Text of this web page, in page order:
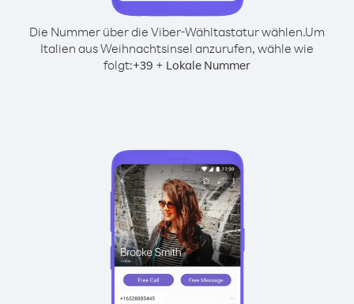
Die Nummer über die Viber-Wähltastatur wählen.Um
Italien aus Weihnachtsinsel anzurufen, wähle wie
folgt:+39 + Lokale Nummer